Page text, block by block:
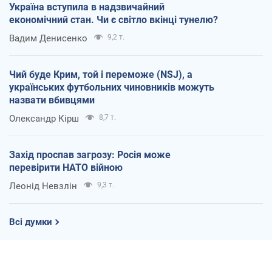
Україна вступила в надзвичайний
економічний стан. Чи є світло вкінці тунелю?
Вадим Денисенко 9,2 т.
Чий буде Крим, той і переможе (NSJ), а
українських футбольних чиновників можуть
назвати вбивцями
Олександр Кірш 8,7 т.
Захід проспав загрозу: Росія може
перевірити НАТО війною
Леонід Невзлін 9,3 т.
Всі думки